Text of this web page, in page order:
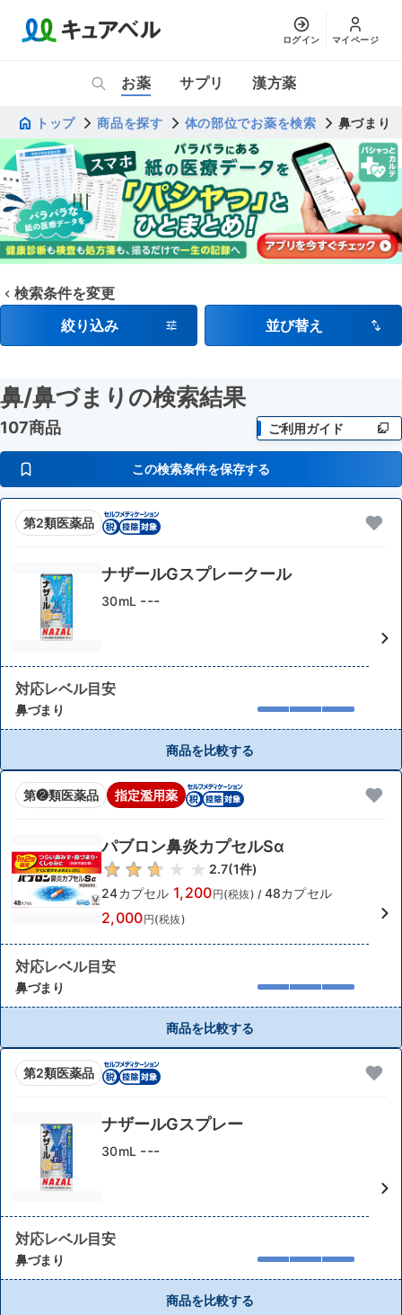
ログイン マイページ
お薬 サプリ 漢方薬
トップ 商品を探す 体の部位でお薬を検索 鼻づまり
検索条件を変更
絞り込み
並び替え
鼻/鼻づまり の検索結果
107商品 ご利用ガイド
この検索条件を保存する
第2類医薬品
ナザールGスプレークール
30mL ---
対応レベル目安
鼻づまり
商品を比較する
第❷類医薬品 指定濫用薬
パブロン鼻炎カプセルSα
2.7(1件)
24カプセル 1,200円(税抜) / 48カプセル
2,000円(税抜)
対応レベル目安
鼻づまり
商品を比較する
第2類医薬品
ナザールGスプレー
30mL ---
対応レベル目安
鼻づまり
商品を比較する